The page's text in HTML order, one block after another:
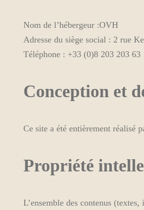
Nom de l’hébergeur :OVH
Adresse du siège social : 2 rue
Téléphone : +33 (0)8 203 203 63
Conception et
Ce site a été entièrement réalisé
Propriété
L’ensemble des contenus